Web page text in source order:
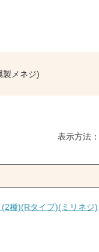
製メネジ)
表示方法：
種)(Rタイプ)(ミリネジ)